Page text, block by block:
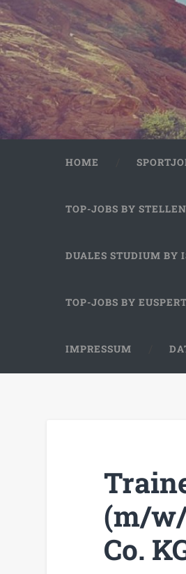
HOME
TOP-JOBS BY
DUALES STUDIUM BY
TOP-JOBS BY EUSPERT
IMPRESSUM
(m/
Co.